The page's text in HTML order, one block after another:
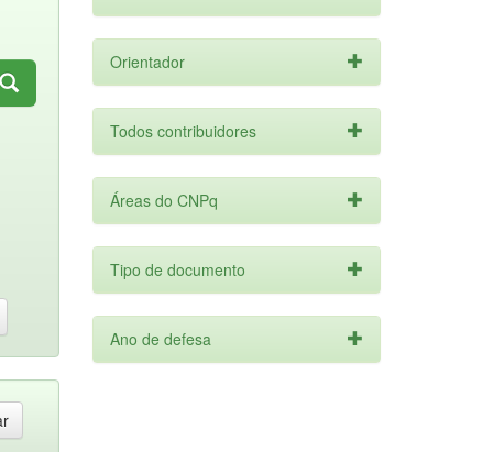
Orientador
Todos contribuidores
Áreas do CNPq
Tipo de documento
Ano de defesa